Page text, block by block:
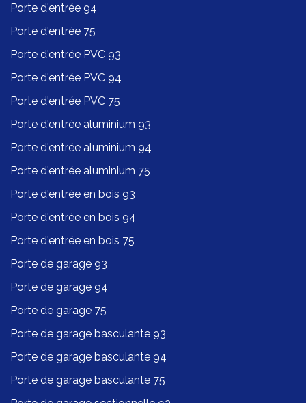
Porte d'entrée 94
Porte d'entrée 75
Porte d'entrée PVC 93
Porte d'entrée PVC 94
Porte d'entrée PVC 75
Porte d'entrée aluminium 93
Porte d'entrée aluminium 94
Porte d'entrée aluminium 75
Porte d'entrée en bois 93
Porte d'entrée en bois 94
Porte d'entrée en bois 75
Porte de garage 93
Porte de garage 94
Porte de garage 75
Porte de garage basculante 93
Porte de garage basculante 94
Porte de garage basculante 75